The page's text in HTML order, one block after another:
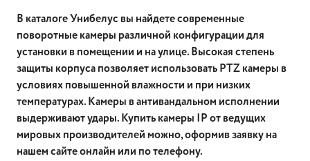
В каталоге Унибелус вы найдете современные
поворотные камеры различной конфигурации для
установки в помещении и на улице. Высокая степень
защиты корпуса позволяет использовать PTZ камеры в
условиях повышенной влажности и при низких
температурах. Камеры в антивандальном исполнении
выдерживают удары. Купить камеры IP от ведущих
мировых производителей можно, оформив заявку на
нашем сайте онлайн или по телефону.